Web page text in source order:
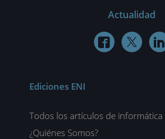
Actualidad
  
Ediciones ENI
Todos los artículos de informática
¿Quiénes Somos?